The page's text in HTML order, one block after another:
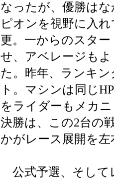
なったが、優勝は
ピオンを視野に入
更。一からのスタ
せ、アベレージも
た。昨年、ランキ
ト。マシンは同じ
をライダーもメカ
決勝は、この2台の
かがレース展開を
公式予選、そして